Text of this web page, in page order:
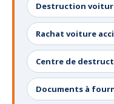
Destruction
Rachat voiture
Centre de
Documents à